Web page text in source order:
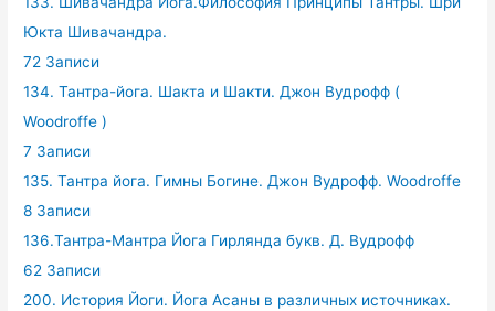
Юкта Шивачандра.
72 Записи
134. Тантра-йога. Шакта и Шакти. Джон Вудрофф (
Woodroffe )
7 Записи
135. Тантра йога. Гимны Богине. Джон Вудрофф. Woodroffe
8 Записи
136.Тантра-Мантра Йога Гирлянда букв. Д. Вудрофф
62 Записи
200. История Йоги. Йога Асаны в различных источниках.